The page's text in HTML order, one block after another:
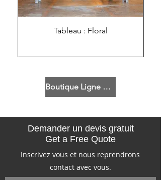
Tableau : Floral
Boutique Ligne 171-19
Demander un devis gratuit
Get a Free Quote
Inscrivez vous et nous reprendrons
contact avec vous.